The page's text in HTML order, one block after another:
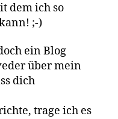
dem ich so
;-)
ein Blog
über mein
dich
trage ich es